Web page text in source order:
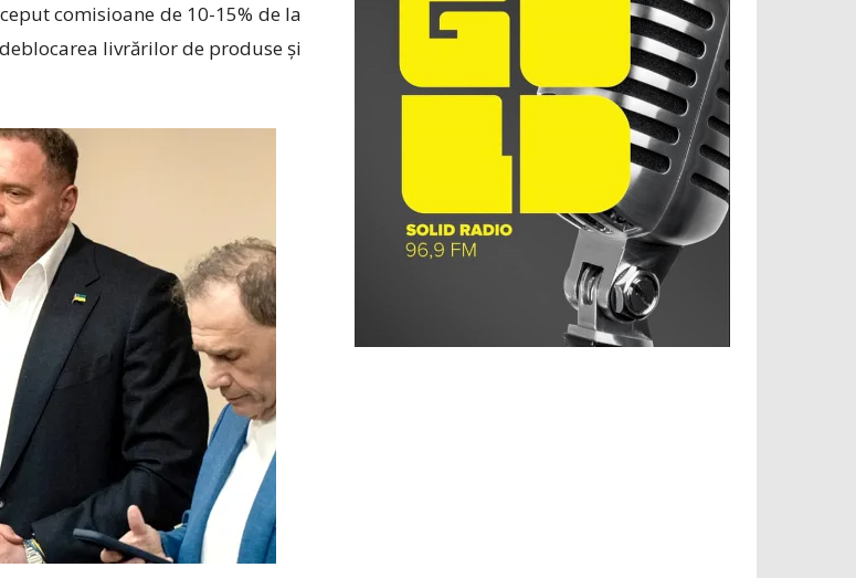
comisioane de 10-15% de la
livrărilor de produse și